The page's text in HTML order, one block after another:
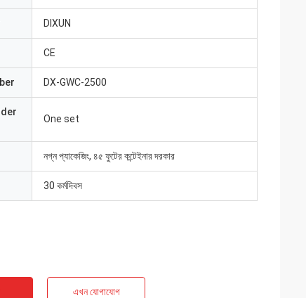
DIXUN
CE
DX-GWC-2500
One set
নগ্ন প্যাকেজিং, ৪৫ ফুটের কন্টেইনার দরকার
30 কর্মদিবস
এখন যোগাযোগ